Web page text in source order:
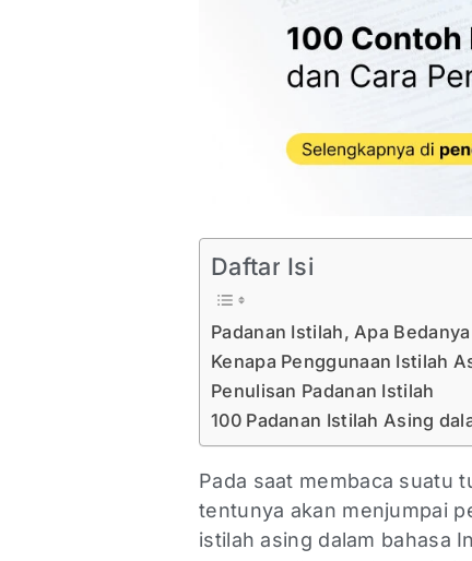
Daftar Isi
Padanan Istilah, Apa
Kenapa Penggunaan Istilah
Penulisan Padanan Istilah
100 Padanan Istilah Asing
Pada saat membaca suatu
tentunya akan menjumpai
istilah asing dalam bahasa